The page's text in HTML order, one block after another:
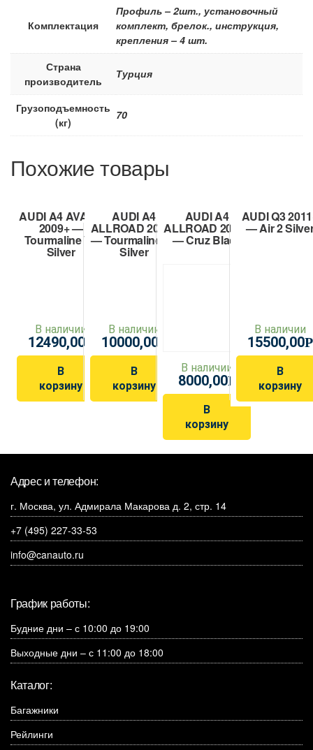
Комплектация
Профиль – 2шт., установочный
комплект, брелок., инструкция,
крепления – 4 шт.
Страна
производитель
Турция
Грузоподъемность
(кг)
70
Похожие товары
AUDI A4 AVANT
2009+ —
Tourmaline V2
Silver
В наличии
12490,00
В
корзину
AUDI A4
ALLROAD 2009+
— Tourmaline V1
Silver
В наличии
10000,00
В
корзину
AUDI A4
ALLROAD 2009+
— Cruz Black
В наличии
8000,00Р
В
корзину
AUDI Q3
— Air 2
В наличии
15500,00Р
В
корзину
Адрес и телефон:
г. Москва, ул. Адмирала Макарова д. 2, стр. 14
+7 (495) 227-33-53
info@canauto.ru
График работы:
Будние дни – с 10:00 до 19:00
Выходные дни – с 11:00 до 18:00
Каталог:
Багажники
Рейлинги